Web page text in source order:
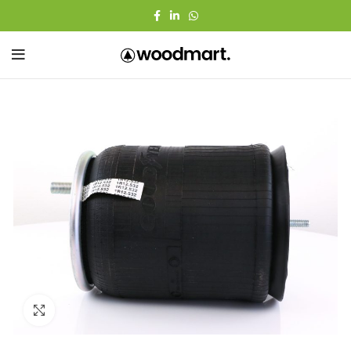
Click to enlarge